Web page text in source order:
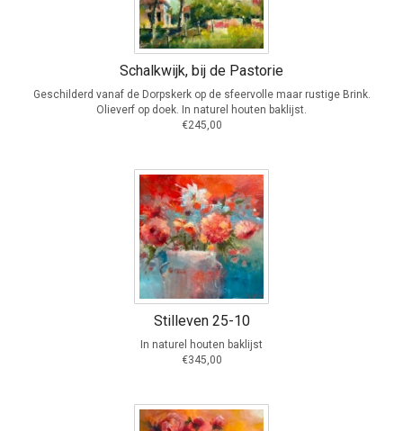
Schalkwijk, bij de Pastorie
Geschilderd vanaf de Dorpskerk op de sfeervolle maar rustige Brink.
Olieverf op doek. In naturel houten baklijst.
€245,00
Stilleven 25-10
In naturel houten baklijst
€345,00